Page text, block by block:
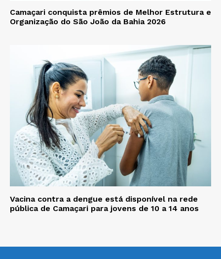
Camaçari conquista prêmios de Melhor Estrutura e
Organização do São João da Bahia 2026
Vacina contra a dengue está disponível na rede
pública de Camaçari para jovens de 10 a 14 anos